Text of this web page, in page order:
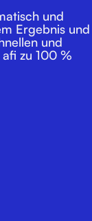
und
Ergebnis und
und
zu 100 %